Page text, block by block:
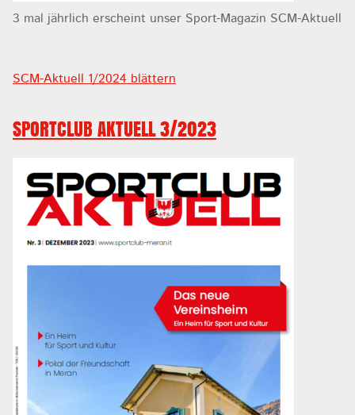
3 mal jährlich erscheint unser Sport-Magazin SCM-Aktuell
SCM-Aktuell 1/2024 blättern
SPORTCLUB AKTUELL 3/2023